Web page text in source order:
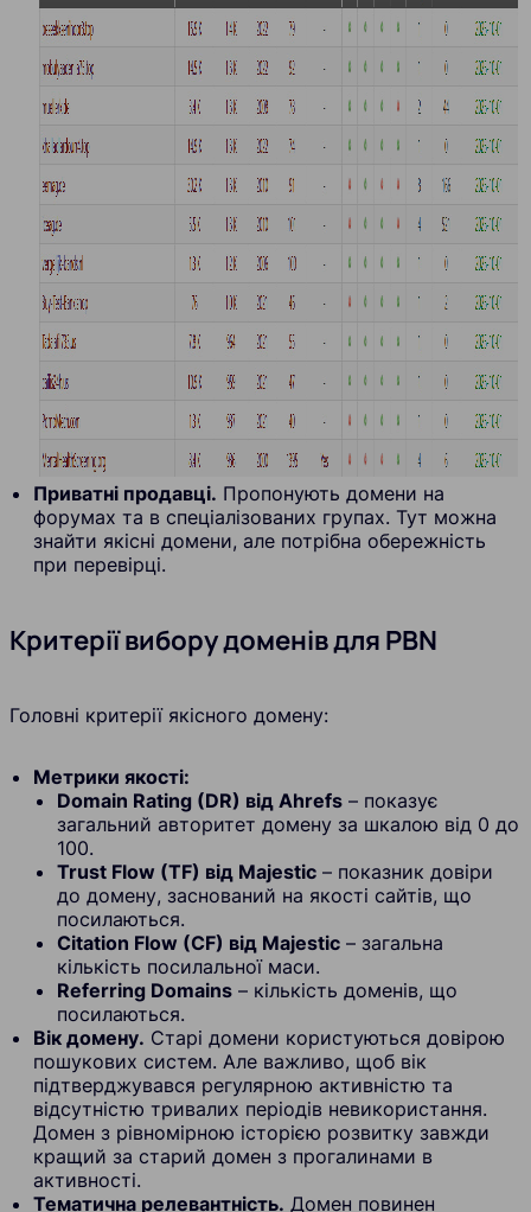
Приватні продавці. Пропонують домени на
форумах та в спеціалізованих групах. Тут можна
знайти якісні домени, але потрібна обережність
при перевірці.
Критерії вибору доменів для PBN
Головні критерії якісного домену:
Метрики якості:
Domain Rating (DR) від Ahrefs – показує
загальний авторитет домену за шкалою від 0 до
100.
Trust Flow (TF) від Majestic – показник довіри
до домену, заснований на якості сайтів, що
посилаються.
Citation Flow (CF) від Majestic – загальна
кількість посилальної маси.
Referring Domains – кількість доменів, що
посилаються.
Вік домену. Старі домени користуються довірою
пошукових систем. Але важливо, щоб вік
підтверджувався регулярною активністю та
відсутністю тривалих періодів невикористання.
Домен з рівномірною історією розвитку завжди
кращий за старий домен з прогалинами в
активності.
Тематична релевантність. Домен повинен